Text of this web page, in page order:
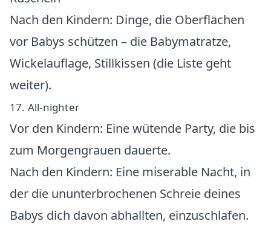
Nach den Kindern: Dinge, die Oberflächen
vor Babys schützen – die Babymatratze,
Wickelauflage, Stillkissen (die Liste geht
weiter).
17. All-nighter
Vor den Kindern: Eine wütende Party, die bis
zum Morgengrauen dauerte.
Nach den Kindern: Eine miserable Nacht, in
der die ununterbrochenen Schreie deines
Babys dich davon abhallten, einzuschlafen.